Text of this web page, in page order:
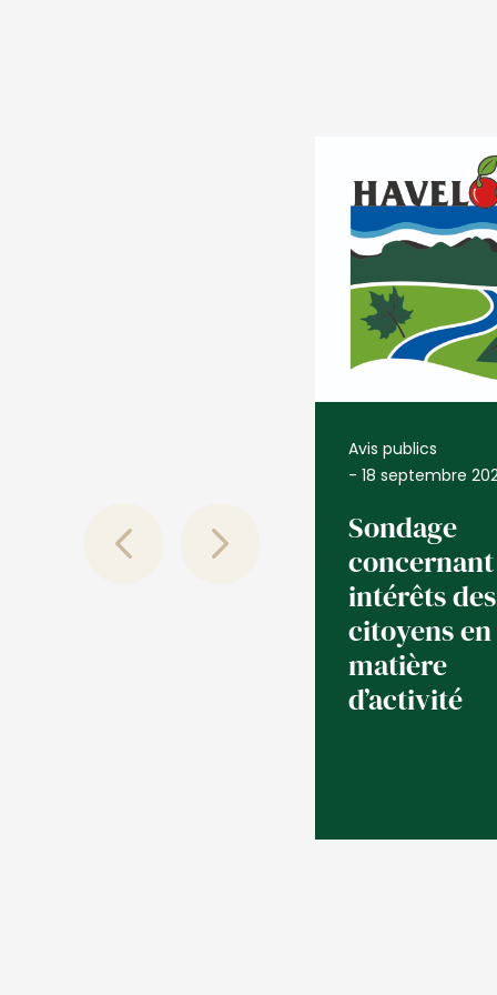
Avis publics
- 18 septembre
Sondage
intérêts des
citoyens en
matière
d’activité